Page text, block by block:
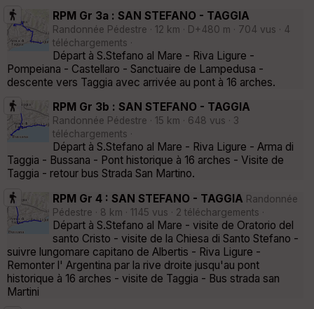
RPM Gr 3a : SAN STEFANO - TAGGIA
Randonnée Pédestre · 12 km · D+480 m · 704 vus · 4
téléchargements ·
Départ à S.Stefano al Mare - Riva Ligure -
Pompeiana - Castellaro - Sanctuaire de Lampedusa -
descente vers Taggia avec arrivée au pont à 16 arches.
RPM Gr 3b : SAN STEFANO - TAGGIA
Randonnée Pédestre · 15 km · 648 vus · 3
téléchargements ·
Départ à S.Stefano al Mare - Riva Ligure - Arma di
Taggia - Bussana - Pont historique à 16 arches - Visite de
Taggia - retour bus Strada San Martino.
RPM Gr 4 : SAN STEFANO - TAGGIA Randonnée
Pédestre · 8 km · 1145 vus · 2 téléchargements ·
Départ à S.Stefano al Mare - visite de Oratorio del
santo Cristo - visite de la Chiesa di Santo Stefano -
suivre lungomare capitano de Albertis - Riva Ligure -
Remonter l' Argentina par la rive droite jusqu'au pont
historique à 16 arches - visite de Taggia - Bus strada san
Martini